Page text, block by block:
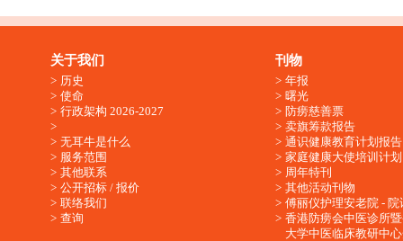
关于我们
历史
使命
行政架构 2026-2027
无耳牛是什么
服务范围
其他联系
公开招标 / 报价
联络我们
查询
刊物
年报
曙光
防痨慈善票
卖旗筹款报告
通识健康教育计划报告
家庭健康大使培训计划
周年特刊
其他活动刊物
傅丽仪护理安老院 - 院
香港防痨会中医诊所
大学中医临床教研中